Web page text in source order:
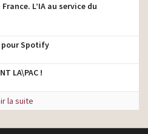
L’IA au service du
pour Spotify
LA\PAC !
la suite